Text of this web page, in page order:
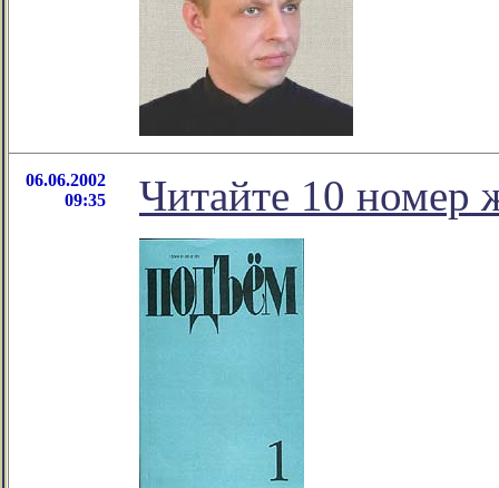
06.06.2002
09:35
Читайте 10 номер